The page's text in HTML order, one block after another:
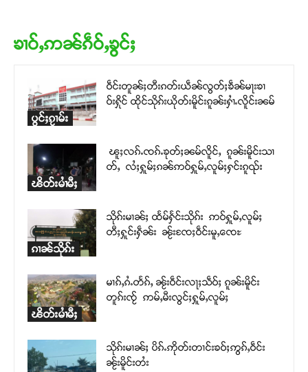
ၶၢဝ်ႇဢၼ်ၵဵဝ်ႇၶွင်ႈ
ပွင်ႈၵႂၢမ်း
ဝဵင်းတူၼ်ႈတီးၵတ်းယဵၼ်လွတ်ႈၶဵၼ်မႃးၶၢ
ဝ်းႁိုင် ထိုင်သိုၵ်းယိုတ်းမိူင်းၵူၼ်းႁၢႆႉလိူင်းၼမ်
ၽိတ်းမၢႆမီႈ
ၽူႈလၵ်ႉၸၵ်ႉၶုတ်ႈၼမ်လိူင်ႇ ၵူၼ်းမိူင်းသၢ
တ်ႇ လႆႈႁူမ်ႈၵၼ်ဢဝ်ႁူမ်ႇလူမ်ႈႁင်းၵူၺ်း
ၵၢၼ်သိုၵ်း
သိုၵ်းမၢၼ်ႈ ထႅမ်ႁႅင်းသိုၵ်း ဢဝ်ႁူမ်ႇလူမ်ႈ
တီႈႁူင်းႁဵၼ်း ၼႂ်းၸႄႈဝဵင်းမူႇၸေႊ
ၽိတ်းမၢႆမီႈ
မၢၵ်ႇၵႆႉတႅၵ်ႇ ၼႂ်းဝဵင်းလႃႈသဵဝ်ႈ ၵူၼ်းမိူင်း
တူၵ်းၸႂ် ဢမ်ႇမီးလွင်ႈႁူမ်ႇလူမ်ႈ
သိုၵ်းမၢၼ်ႈ ပိၵ်ႉဢိုတ်းတၢင်းၶဝ်ႈဢွၵ်ႇဝဵင်း
ၼႂ်းမိူင်းတႆး